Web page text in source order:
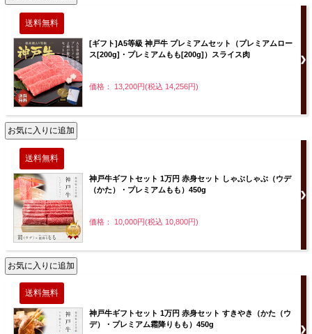
[ギフト]A5等級 神戸牛 プレミアムセット（プレミアムロー
ス[200g]・プレミアムもも[200g]）スライス肉
価格： 13,200円(税込 14,256円)
神戸牛ギフトセット 1万円 赤身セット しゃぶしゃぶ（ウデ
（かた）・プレミアムもも）450g
価格： 10,000円(税込 10,800円)
神戸牛ギフトセット 1万円 赤身セット すきやき（かた（ウ
デ）・プレミアム霜降りもも）450g